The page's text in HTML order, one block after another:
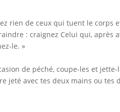
rien de ceux qui tuent le corps
: craignez Celui qui, après
le. »
de péché, coupe-les et
jeté avec tes deux mains ou tes